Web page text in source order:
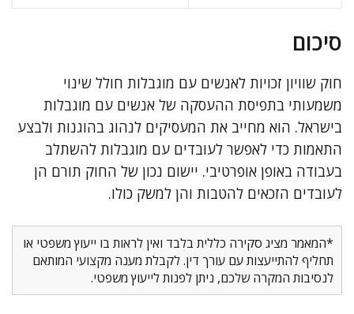
סיכום
חוק שוויון זכויות לאנשים עם מוגבלות חולל שינוי
משמעותי בתפיסת ההעסקה של אנשים עם מוגבלות
בישראל. הוא מחייב את המעסיקים לנהוג בהוגנות ולבצע
התאמות כדי לאפשר לעובדים עם מוגבלות להשתלב
בעבודה באופן אופרטיבי. יישום נכון של החוק תורם הן
לעובדים הזכאים להטבות והן למשק כולו.
*המאמר מציג סקירה כללית בלבד ואין לראות בו ייעוץ משפטי או
תחליף להתייעצות עם עורך דין. לקבלת מענה מקצועי המותאם
לנסיבות המקרה שלכם, ניתן לפנות לייעוץ משפטי.